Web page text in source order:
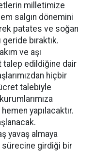
milletimize
salgın dönemini
patates ve soğan
bıraktık.
ve aşı
talep edildiğine dair
hiçbir
talebiyle
yapılacaktır.
yavaş almaya
sürecine girdiği bir